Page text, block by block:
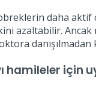
daha aktif
azaltabilir. Ancak
danışılmadan
hamileler için